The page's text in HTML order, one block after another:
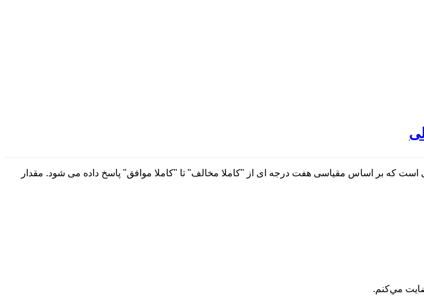
سنجش ابعاد بهزیستی روانشناختی است که بر اساس مقیاسی هفت درجه ای از "کاملا مخالف" تا "کاملا موافق" پاسخ داده می شود. مقدار
مي‌كنم.